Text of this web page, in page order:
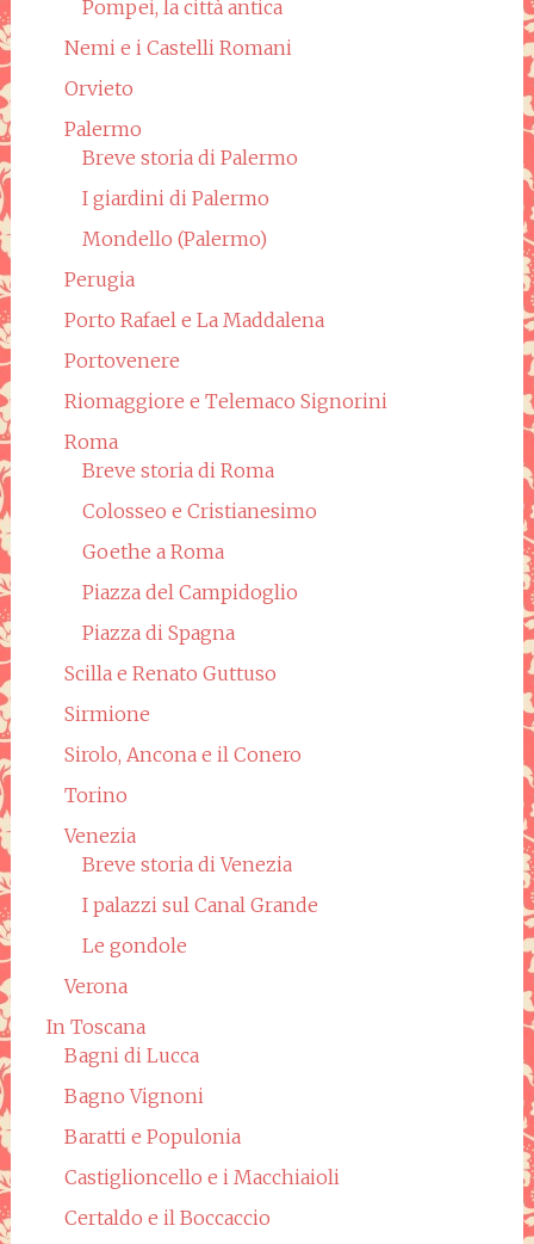
Pompei, la città antica
Nemi e i Castelli Romani
Orvieto
Palermo
Breve storia di Palermo
I giardini di Palermo
Mondello (Palermo)
Perugia
Porto Rafael e La Maddalena
Portovenere
Riomaggiore e Telemaco Signorini
Roma
Breve storia di Roma
Colosseo e Cristianesimo
Goethe a Roma
Piazza del Campidoglio
Piazza di Spagna
Scilla e Renato Guttuso
Sirmione
Sirolo, Ancona e il Conero
Torino
Venezia
Breve storia di Venezia
I palazzi sul Canal Grande
Le gondole
Verona
In Toscana
Bagni di Lucca
Bagno Vignoni
Baratti e Populonia
Castiglioncello e i Macchiaioli
Certaldo e il Boccaccio